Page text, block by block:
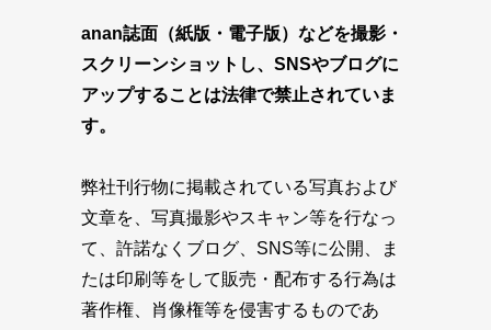
anan誌面（紙版・電子版）などを撮影・
スクリーンショットし、SNSやブログに
アップすることは法律で禁止されていま
す。
弊社刊行物に掲載されている写真および
文章を、写真撮影やスキャン等を行なっ
て、許諾なくブログ、SNS等に公開、ま
たは印刷等をして販売・配布する行為は
著作権、肖像権等を侵害するものであ